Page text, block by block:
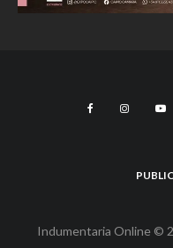
Indumentaria Online ©